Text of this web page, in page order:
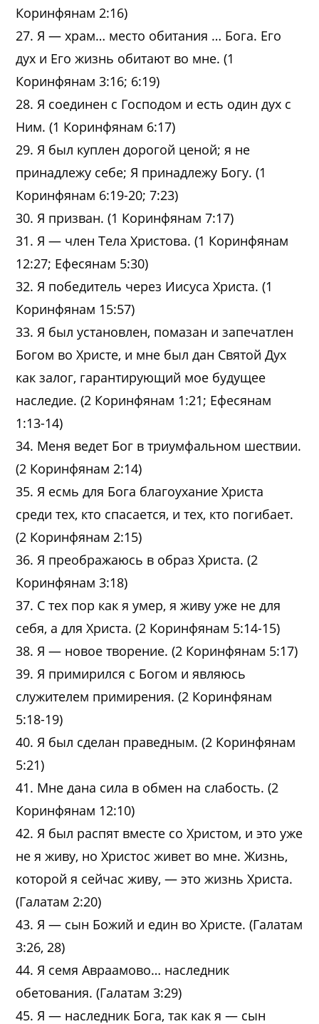
Коринфянам 2:16)
27. Я — храм… место обитания … Бога. Его
дух и Его жизнь обитают во мне. (1
Коринфянам 3:16; 6:19)
28. Я соединен с Господом и есть один дух с
Ним. (1 Коринфянам 6:17)
29. Я был куплен дорогой ценой; я не
принадлежу себе; Я принадлежу Богу. (1
Коринфянам 6:19-20; 7:23)
30. Я призван. (1 Коринфянам 7:17)
31. Я — член Тела Христова. (1 Коринфянам
12:27; Ефесянам 5:30)
32. Я победитель через Иисуса Христа. (1
Коринфянам 15:57)
33. Я был установлен, помазан и запечатлен
Богом во Христе, и мне был дан Святой Дух
как залог, гарантирующий мое будущее
наследие. (2 Коринфянам 1:21; Ефесянам
1:13-14)
34. Меня ведет Бог в триумфальном шествии.
(2 Коринфянам 2:14)
35. Я есмь для Бога благоухание Христа
среди тех, кто спасается, и тех, кто погибает.
(2 Коринфянам 2:15)
36. Я преображаюсь в образ Христа. (2
Коринфянам 3:18)
37. С тех пор как я умер, я живу уже не для
себя, а для Христа. (2 Коринфянам 5:14-15)
38. Я — новое творение. (2 Коринфянам 5:17)
39. Я примирился с Богом и являюсь
служителем примирения. (2 Коринфянам
5:18-19)
40. Я был сделан праведным. (2 Коринфянам
5:21)
41. Мне дана сила в обмен на слабость. (2
Коринфянам 12:10)
42. Я был распят вместе со Христом, и это уже
не я живу, но Христос живет во мне. Жизнь,
которой я сейчас живу, — это жизнь Христа.
(Галатам 2:20)
43. Я — сын Божий и един во Христе. (Галатам
3:26, 28)
44. Я семя Авраамово… наследник
обетования. (Галатам 3:29)
45. Я — наследник Бога, так как я — сын